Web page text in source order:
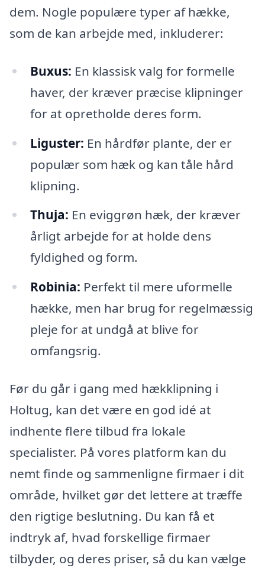
dem. Nogle populære typer af hække,
som de kan arbejde med, inkluderer:
Buxus: En klassisk valg for formelle
haver, der kræver præcise klipninger
for at opretholde deres form.
Liguster: En hårdfør plante, der er
populær som hæk og kan tåle hård
klipning.
Thuja: En eviggrøn hæk, der kræver
årligt arbejde for at holde dens
fyldighed og form.
Robinia: Perfekt til mere uformelle
hække, men har brug for regelmæssig
pleje for at undgå at blive for
omfangsrig.
Før du går i gang med hækklipning i
Holtug, kan det være en god idé at
indhente flere tilbud fra lokale
specialister. På vores platform kan du
nemt finde og sammenligne firmaer i dit
område, hvilket gør det lettere at træffe
den rigtige beslutning. Du kan få et
indtryk af, hvad forskellige firmaer
tilbyder, og deres priser, så du kan vælge